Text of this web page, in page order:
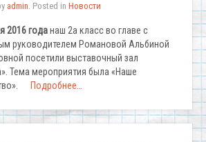
admin. Posted in Новости
2016 годанаш 2а класс во главе с
руководителем Романовой Альбиной
посетили выставочный зал
Тема мероприятия была «Наше
Подробнее…